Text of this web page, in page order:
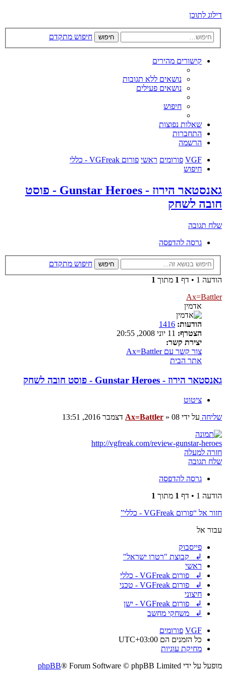
דילוג לתוכן
חיפוש חיפוש מתקדם
קישורים מהירים
נושאים ללא תגובות
נושאים פעילים
חיפוש
שאלות נפוצות
התחברות
הרשמה
VGF פורומים ראשי פורום VGFreak - כללי
חיפוש
גאנסטאר הירוז - Gunstar Heroes - פוסט
חובה לשחק
שלח תגובה
גרסה להדפסה
חיפוש
חיפוש מתקדם
הודעה 1 • דף
1 מתוך 1
Ax=Battler
אדמין
הודעות: 1416
הצטרף:
יצירת קשר:
צור קשר עם Ax=Battler
אתר הבית
גאנסטאר הירוז - Gunstar Heroes - פוסט חובה לשחק
ציטוט
שליחה על ידי Ax=Battler » 08 דצמבר 2016, 13:51
http://vgfreak.com/review-gunstar-heroes
חזרה למעלה
שלח תגובה
גרסה להדפסה
הודעה 1 • דף
1 מתוך 1
חזור אל “פורום VGFreak - כללי”
עבור אל
פייסבוק
↲ קבוצת "רטרו ישראל"
ראשי
↲ פורום VGFreak - כללי
↲ פורום VGFreak - טכני
חיצוני
↲ פורום VGFreak - ישן
↲ משחקי מחשב
VGF פורומים
כל הזמנים הם UTC+03:00
מחיקת עוגיות
מופעל על ידי
phpBB® Forum Software © phpBB Limited